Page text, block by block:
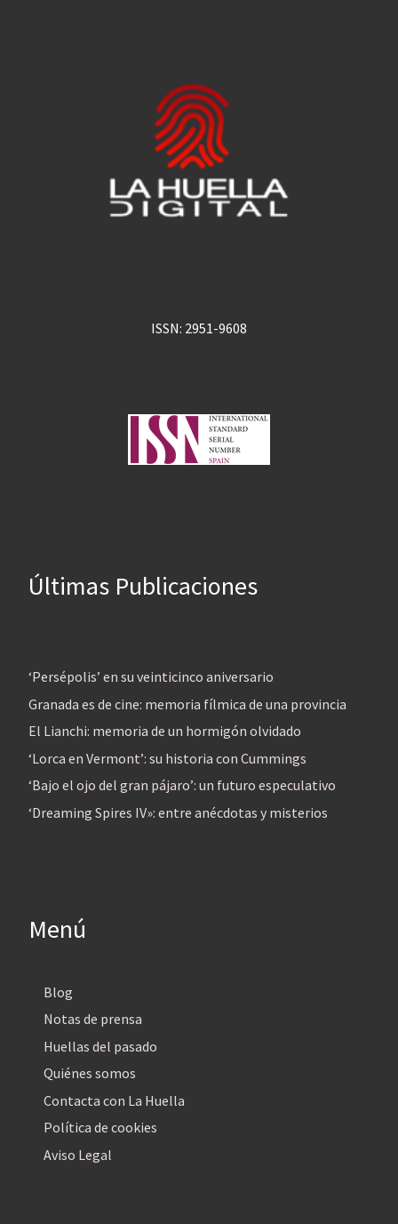
ISSN: 2951-9608
Últimas Publicaciones
‘Persépolis’ en su veinticinco aniversario
Granada es de cine: memoria fílmica de una provincia
El Lianchi: memoria de un hormigón olvidado
‘Lorca en Vermont’: su historia con Cummings
‘Bajo el ojo del gran pájaro’: un futuro especulativo
‘Dreaming Spires IV»: entre anécdotas y misterios
Menú
Blog
Notas de prensa
Huellas del pasado
Quiénes somos
Contacta con La Huella
Política de cookies
Aviso Legal